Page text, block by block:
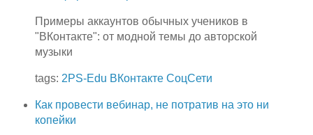
Примеры аккаунтов обычных учеников в
"ВКонтакте": от модной темы до авторской
музыки
tags: 2PS-Edu ВКонтакте СоцСети
Как провести вебинар, не потратив на это ни
копейки